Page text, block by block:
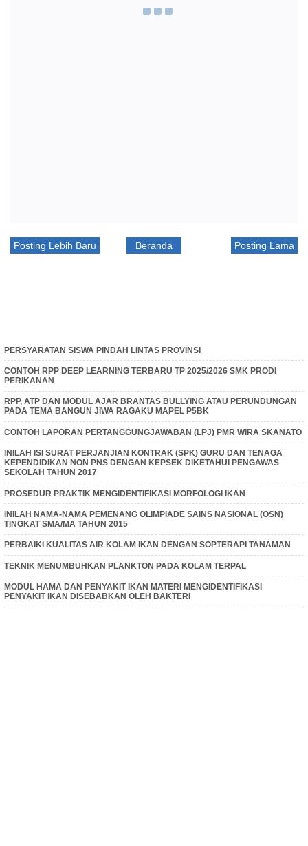
Posting Lebih Baru Posting Lama
Beranda
PERSYARATAN SISWA PINDAH LINTAS PROVINSI
CONTOH RPP DEEP LEARNING TERBARU TP 2025/2026 SMK PRODI
PERIKANAN
RPP, ATP DAN MODUL AJAR BRANTAS BULLYING ATAU PERUNDUNGAN
PADA TEMA BANGUN JIWA RAGAKU MAPEL P5BK
CONTOH LAPORAN PERTANGGUNGJAWABAN (LPJ) PMR WIRA SKANATO
INILAH ISI SURAT PERJANJIAN KONTRAK (SPK) GURU DAN TENAGA
KEPENDIDIKAN NON PNS DENGAN KEPSEK DIKETAHUI PENGAWAS
SEKOLAH TAHUN 2017
PROSEDUR PRAKTIK MENGIDENTIFIKASI MORFOLOGI IKAN
INILAH NAMA-NAMA PEMENANG OLIMPIADE SAINS NASIONAL (OSN)
TINGKAT SMA/MA TAHUN 2015
PERBAIKI KUALITAS AIR KOLAM IKAN DENGAN SOPTERAPI TANAMAN
TEKNIK MENUMBUHKAN PLANKTON PADA KOLAM TERPAL
MODUL HAMA DAN PENYAKIT IKAN MATERI MENGIDENTIFIKASI
PENYAKIT IKAN DISEBABKAN OLEH BAKTERI